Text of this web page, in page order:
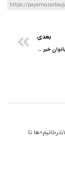
https://
بعدی
نخستین گردهم‌آیی بانوان خیر مدرسه‌ساز در تبریز برگزار شد
تا